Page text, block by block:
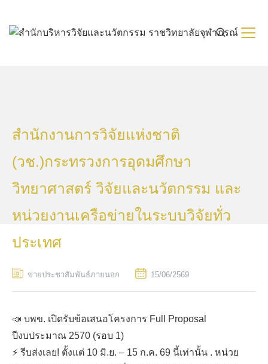
content
สำนักงานการวิจัยแห่งชาติ
(วช.)กระทรวงการอุดมศึกษา
วิทยาศาสตร์ วิจัยและนวัตกรรม และ
หน่วยงานเครือข่ายในระบบวิจัยทั่ว
ประเทศ
ข่ายประชาสัมพันธ์ภายนอก 15/06/2569
📣 บพข. เปิดรับข้อเสนอโครงการ Full Proposal
ปีงบประมาณ 2570 (รอบ 1)
⚡️ รีบส่งเลย! ตั้งแต่ 10 มิ.ย. – 15 ก.ค. 69 นี้เท่านั้น . หน่วย